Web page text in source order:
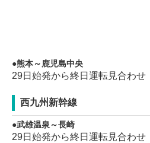
熊本～鹿児島中央
29日始発から終日運転見合わせ
西九州新幹線
武雄温泉～長崎
29日始発から終日運転見合わせ